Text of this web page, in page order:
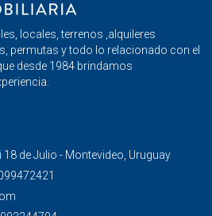
locales, terrenos ,alquileres
permutas y todo lo relacionado con el
desde 1984 brindamos
de Julio - Montevideo, Uruguay